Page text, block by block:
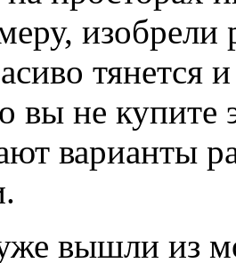
тянется
вы не
варианты
вышли из